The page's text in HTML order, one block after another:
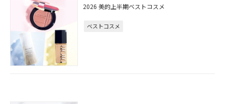
2026 美的上半期ベストコスメ
ベストコスメ